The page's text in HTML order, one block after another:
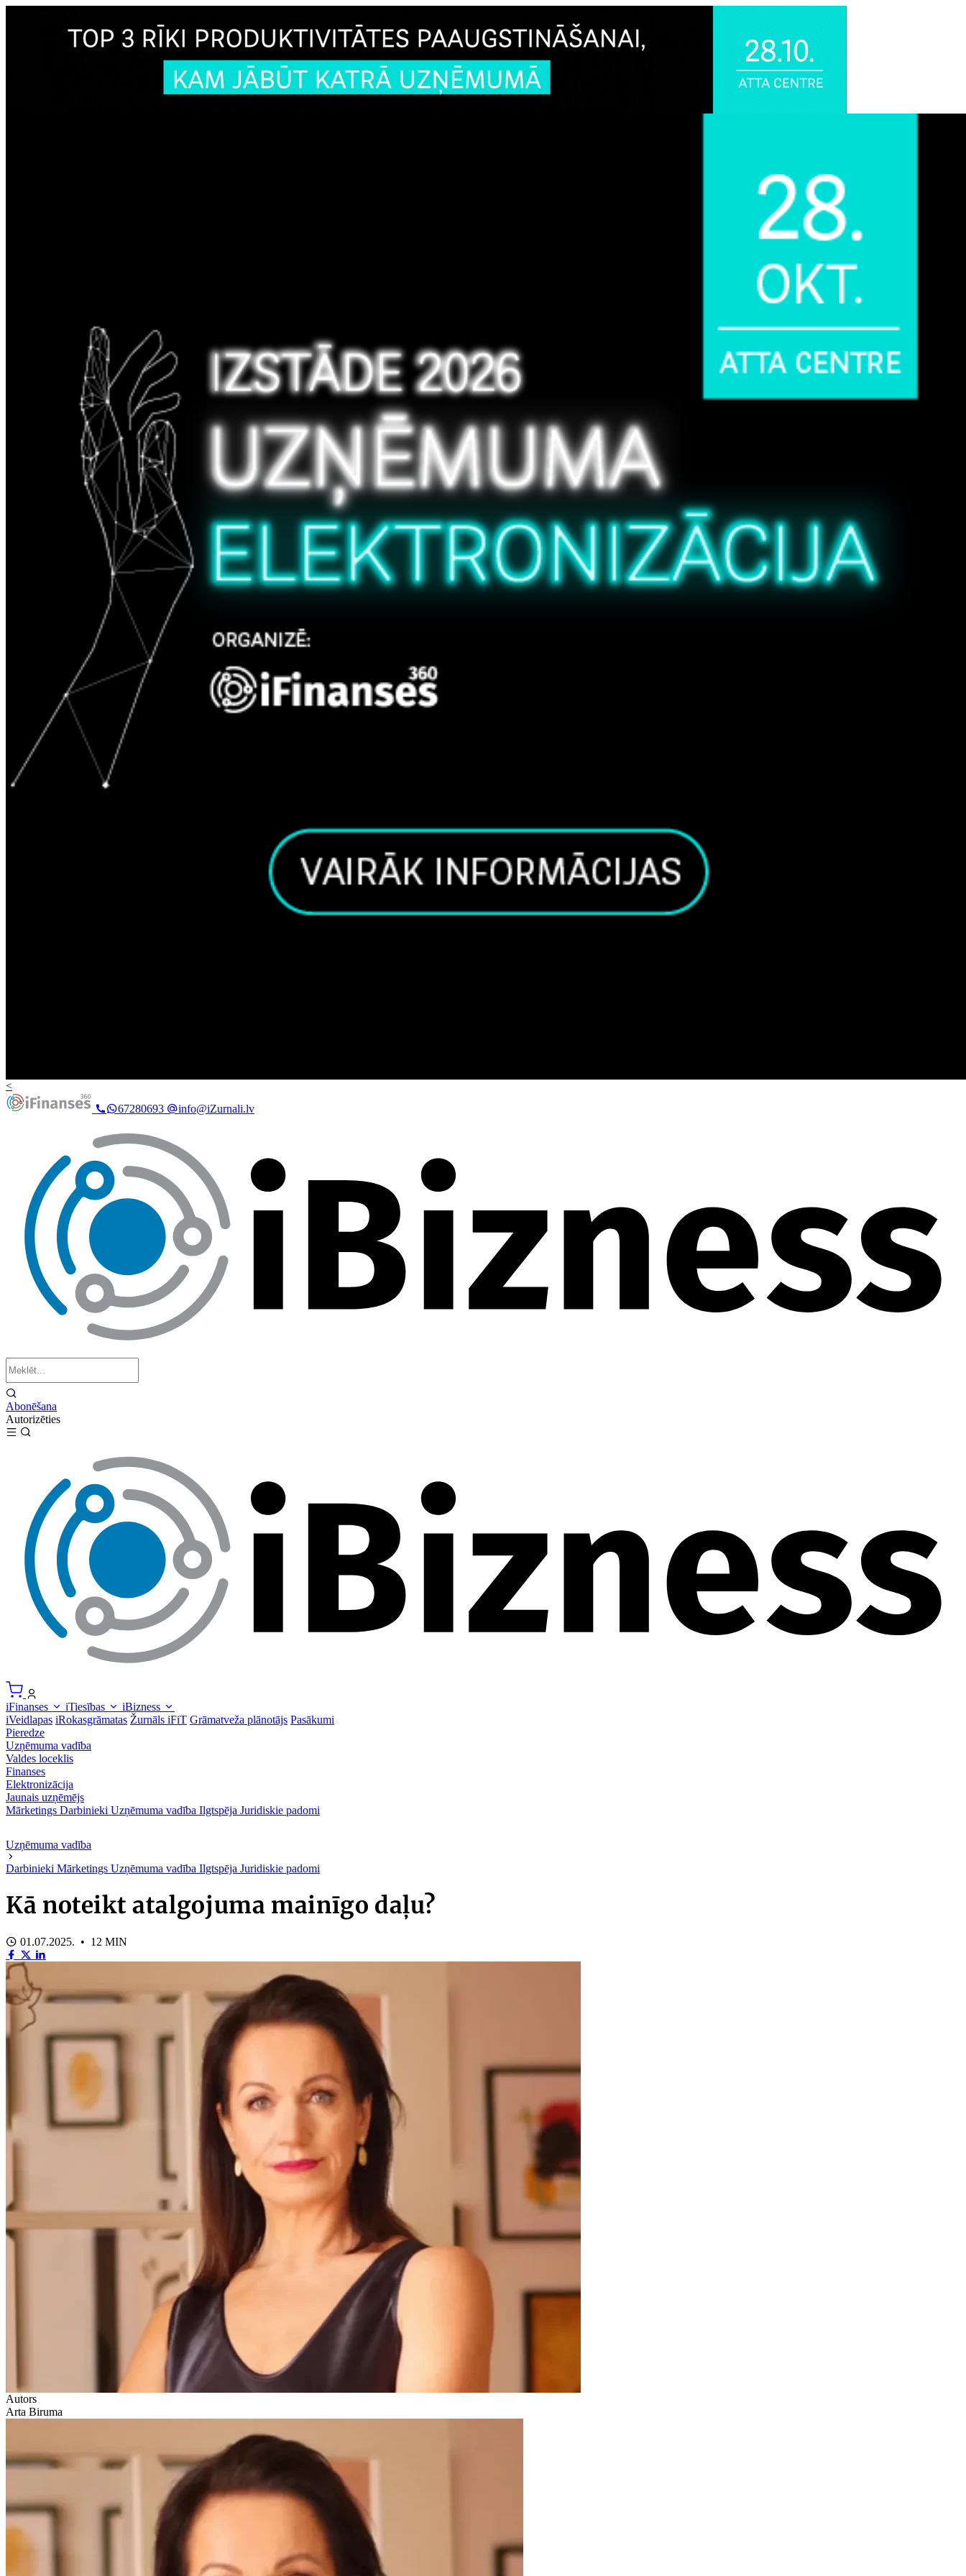
<
67280693
info@iZurnali.lv
Abonēšana
Autorizēties
iFinanses iTiesības
iBizness
iVeidlapas iRokasgrāmatas Žurnāls iFiT Grāmatveža plānotājs Pasākumi
Pieredze
Uzņēmuma vadība
Valdes loceklis
Finanses
Elektronizācija
Jaunais uzņēmējs
Mārketings Darbinieki Uzņēmuma vadība Ilgtspēja Juridiskie padomi
Uzņēmuma vadība
Darbinieki Mārketings Uzņēmuma vadība Ilgtspēja Juridiskie padomi
Kā noteikt atalgojuma mainīgo daļu?
01.07.2025. • 12 MIN
Autors
Arta Biruma